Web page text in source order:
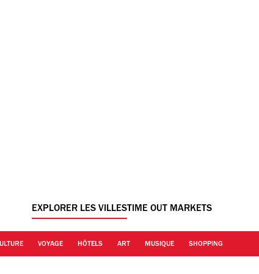
EXPLORER LES VILLESTIME OUT MARKETS
VOYAGE HÔTELS ART MUSIQUE SHOPPING